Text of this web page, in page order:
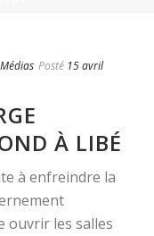
Médias Posté 15 avril
À LIBÉ
à enfreindre la
ouvrir les salles